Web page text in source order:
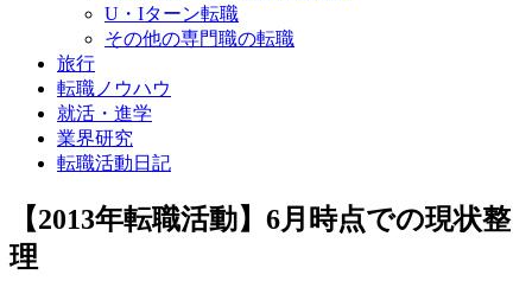
U・Iターン転職
その他の専門職の転職
旅行
転職ノウハウ
就活・進学
業界研究
転職活動日記
【2013年転職活動】6月時点での現状整
理